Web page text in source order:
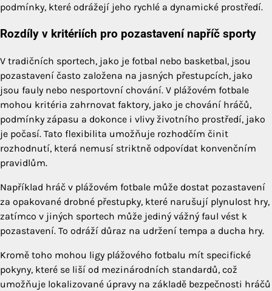
podmínky, které odrážejí jeho rychlé a dynamické prostředí.
Rozdíly v kritériích pro pozastavení napříč sporty
V tradičních sportech, jako je fotbal nebo basketbal, jsou
pozastavení často založena na jasných přestupcích, jako
jsou fauly nebo nesportovní chování. V plážovém fotbale
mohou kritéria zahrnovat faktory, jako je chování hráčů,
podmínky zápasu a dokonce i vlivy životního prostředí, jako
je počasí. Tato flexibilita umožňuje rozhodčím činit
rozhodnutí, která nemusí striktně odpovídat konvenčním
pravidlům.
Například hráč v plážovém fotbale může dostat pozastavení
za opakované drobné přestupky, které narušují plynulost hry,
zatímco v jiných sportech může jediný vážný faul vést k
pozastavení. To odráží důraz na udržení tempa a ducha hry.
Kromě toho mohou ligy plážového fotbalu mít specifické
pokyny, které se liší od mezinárodních standardů, což
umožňuje lokalizované úpravy na základě bezpečnosti hráčů